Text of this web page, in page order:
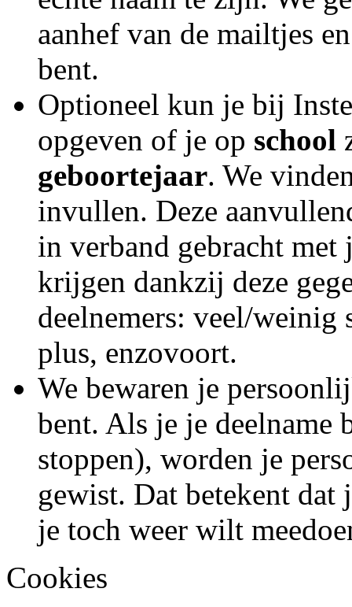
aanhef van de mailtjes
bent.
Optioneel kun je bij
opgeven of je op school
geboortejaar. We
invullen. Deze
in verband gebracht
krijgen dankzij deze
deelnemers: veel/weinig
plus, enzovoort.
We bewaren je
bent. Als je je deelname
stoppen), worden je
gewist. Dat betekent dat
je toch weer wilt
Cookies